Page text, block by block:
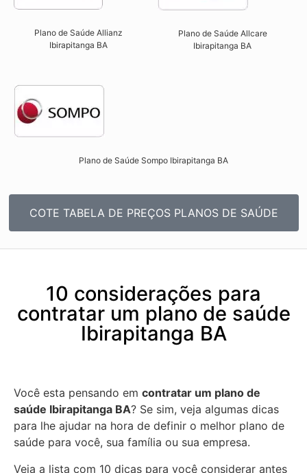
Plano de Saúde Allianz
Ibirapitanga BA​
Plano de Saúde Allcare
Ibirapitanga BA​
Plano de Saúde Sompo Ibirapitanga BA​
COTE TABELA DE PREÇOS PLANOS DE SAÚDE
10 considerações para
contratar um plano de saúde
Ibirapitanga BA
Você esta pensando em contratar um plano de
saúde Ibirapitanga BA? Se sim, veja algumas dicas
para lhe ajudar na hora de definir o melhor plano de
saúde para você, sua família ou sua empresa.
Veja a lista com 10 dicas para você considerar antes